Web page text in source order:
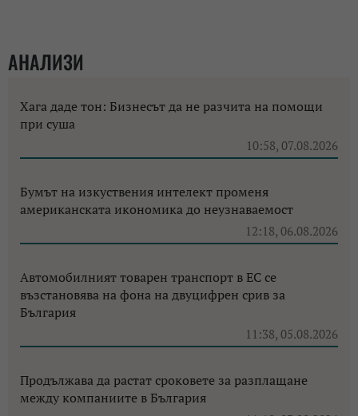
АНАЛИЗИ
Хага даде тон: Бизнесът да не разчита на помощи
при суша
10:58, 07.08.2026
Бумът на изкуствения интелект променя
американската икономика до неузнаваемост
12:18, 06.08.2026
Автомобилният товарен транспорт в ЕС се
възстановява на фона на двуцифрен срив за
България
11:38, 05.08.2026
Продължава да растат сроковете за разплащане
между компаниите в България